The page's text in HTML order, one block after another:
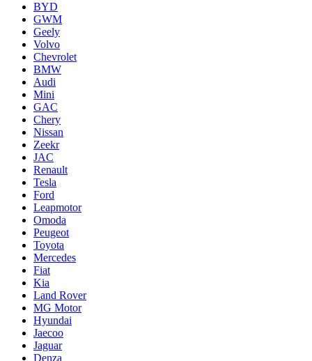
BYD
GWM
Geely
Volvo
Chevrolet
BMW
Audi
Mini
GAC
Chery
Nissan
Zeekr
JAC
Renault
Tesla
Ford
Leapmotor
Omoda
Peugeot
Toyota
Mercedes
Fiat
Kia
Land Rover
MG Motor
Hyundai
Jaecoo
Jaguar
Denza